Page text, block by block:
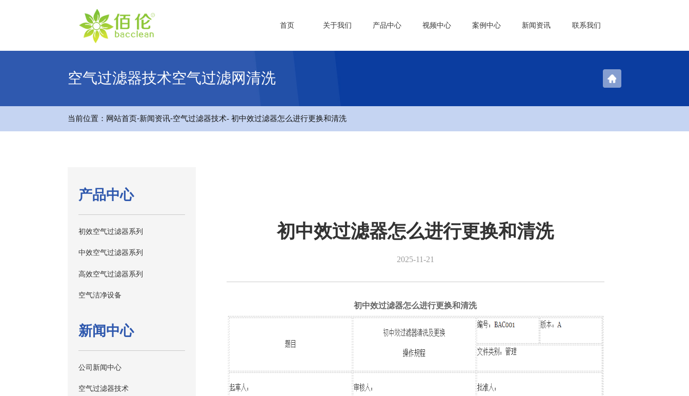
首页 关于我们 产品中心 视频中心 案例中心 新闻资讯 联系我们
空气过滤器技术空气过滤网清洗
当前位置： 网站首页-新闻资讯-空气过滤器技术- 初中效过滤器怎么进行更换和清洗
产品中心
初效空气过滤器系列
中效空气过滤器系列
高效空气过滤器系列
空气洁净设备
新闻中心
公司新闻中心
空气过滤器技术
初中效过滤器怎么进行更换和清洗
2025-11-21
初中效过滤器怎么进行更换和清洗